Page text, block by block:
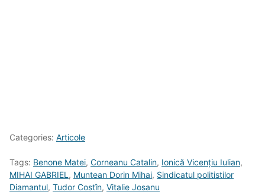
Categories: Articole
Tags: Benone Matei, Corneanu Catalin, Ionică Vicențiu Iulian,
MIHAI GABRIEL , Muntean Dorin Mihai, Sindicatul politistilor
Diamantul, Tudor Costîn, Vitalie Josanu